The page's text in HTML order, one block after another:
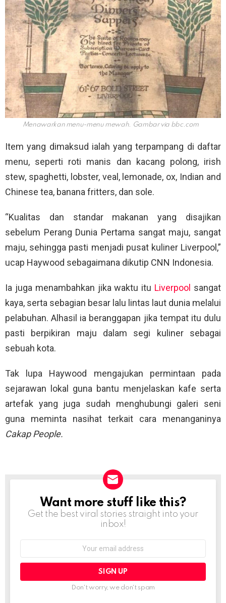
Menawarkan menu-menu mewah. Gambar via bbc.com
Item yang dimaksud ialah yang terpampang di daftar
menu, seperti roti manis dan kacang polong, irish
stew, spaghetti, lobster, veal, lemonade, ox, Indian and
Chinese tea, banana fritters, dan sole.
“Kualitas dan standar makanan yang disajikan
sebelum Perang Dunia Pertama sangat maju, sangat
maju, sehingga pasti menjadi pusat kuliner Liverpool,”
ucap Haywood sebagaimana dikutip CNN Indonesia.
Ia juga menambahkan jika waktu itu Liverpool sangat
kaya, serta sebagian besar lalu lintas laut dunia melalui
pelabuhan. Alhasil ia beranggapan jika tempat itu dulu
pasti berpikiran maju dalam segi kuliner sebagai
sebuah kota.
Tak lupa Haywood mengajukan permintaan pada
sejarawan lokal guna bantu menjelaskan kafe serta
artefak yang juga sudah menghubungi galeri seni
guna meminta nasihat terkait cara menanganinya
Cakap People.
NEWSLETTER
Want more stuff like this?
Get the best viral stories straight into your
inbox!
Don't worry, we don't spam